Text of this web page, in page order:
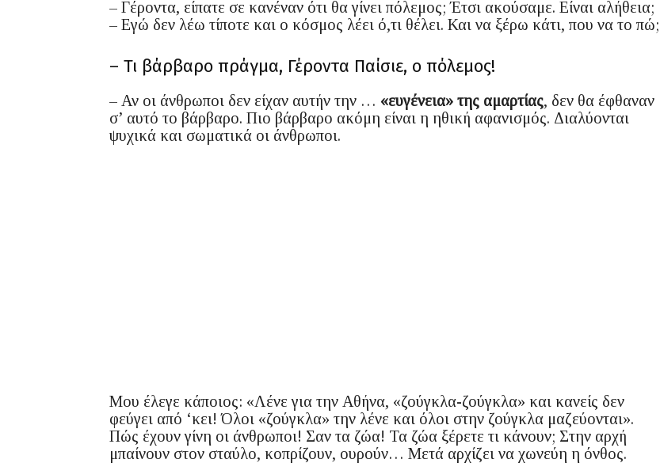
– Γέροντα, είπατε σε κανέναν ότι θα γίνει πόλεμος; Έτσι ακούσαμε. Είναι αλήθεια;
– Εγώ δεν λέω τίποτε και ο κόσμος λέει ό,τι θέλει. Και να ξέρω κάτι, που να το πώ;
– Τι βάρβαρο πράγμα, Γέροντα Παίσιε, ο πόλεμος!
– Αν οι άνθρωποι δεν είχαν αυτήν την … «ευγένεια» της αμαρτίας, δεν θα έφθαναν
σ’ αυτό το βάρβαρο. Πιο βάρβαρο ακόμη είναι η ηθική αφανισμός. Διαλύονται
ψυχικά και σωματικά οι άνθρωποι.
Μου έλεγε κάποιος: «Λένε για την Αθήνα, «ζούγκλα-ζούγκλα» και κανείς δεν
φεύγει από ‘κει! Όλοι «ζούγκλα» την λένε και όλοι στην ζούγκλα μαζεύονται».
Πώς έχουν γίνη οι άνθρωποι! Σαν τα ζώα! Τα ζώα ξέρετε τι κάνουν; Στην αρχή
μπαίνουν στον σταύλο, κοπρίζουν, ουρούν… Μετά αρχίζει να χωνεύη η όνθος.